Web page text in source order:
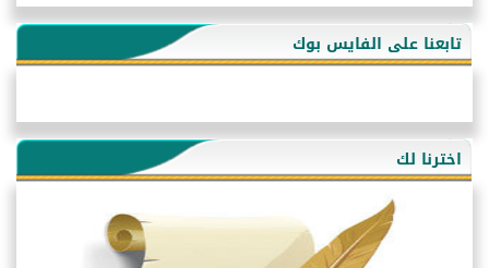
فقه النَّصيحة عند الصَّحابة الكرام رضي الله عنهم
لَا عِزَّةَ إِلَّا بِالإِسْلَامِ
هذه سبيلنا فماذا تنقمون؟!
أُسُـسُ بَـيْـتِ الـمُسْـلِمِ
التَّعْلِيمُ القُرْآنِي
كلمة إلى إخواني السلفيين في الجزائر
تابعنا على الفايس بوك
اخترنا لك